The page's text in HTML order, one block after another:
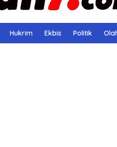
Hukrim Ekbis Politik